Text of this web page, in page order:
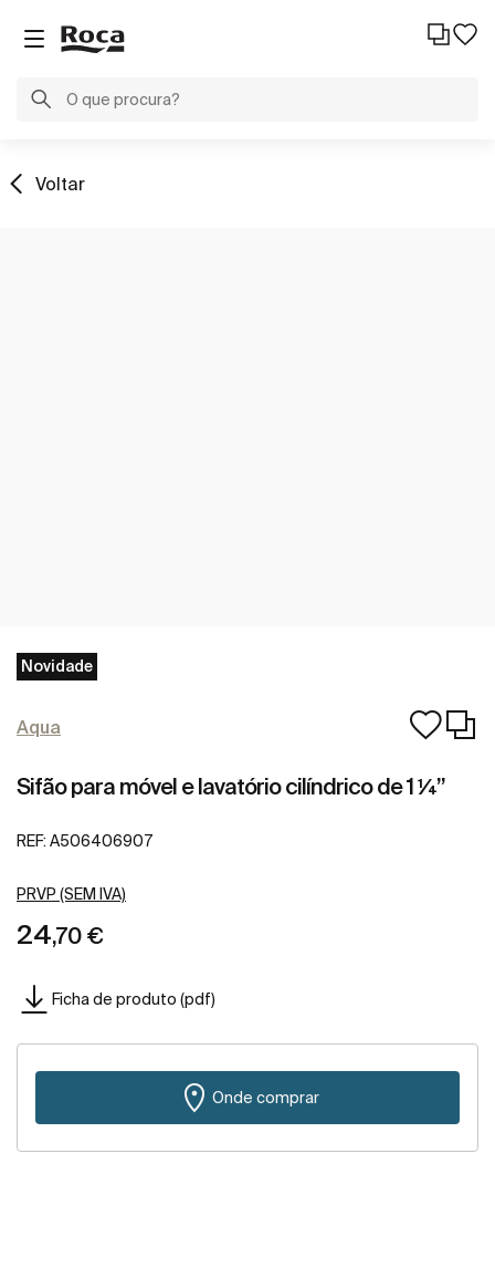
Voltar
Novidade
Aqua
Sifão para móvel e lavatório cilíndrico de 1 ¼”
REF: A506406907
PRVP (SEM IVA)
24,70 €
Ficha de produto (pdf)
Onde comprar